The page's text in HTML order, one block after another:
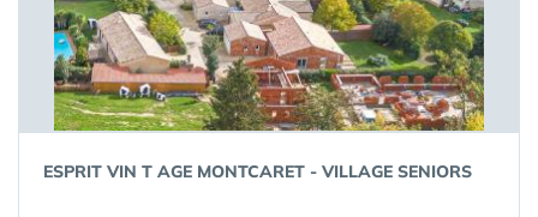
ESPRIT VIN T AGE MONTCARET - VILLAGE SENIORS